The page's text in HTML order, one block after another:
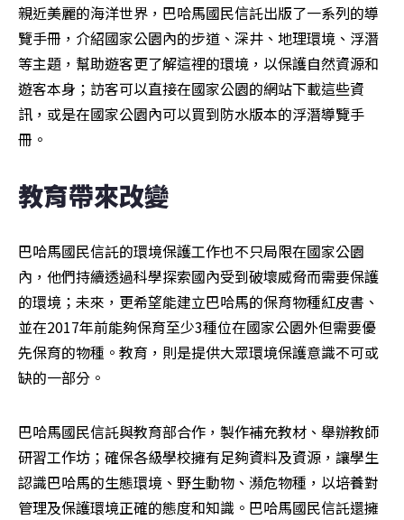
親近美麗的海洋世界，巴哈馬國民信託出版了一系列的導
覽手冊，介紹國家公園內的步道、深井、地理環境、浮潛
等主題，幫助遊客更了解這裡的環境，以保護自然資源和
遊客本身；訪客可以直接在國家公園的網站下載這些資
訊，或是在國家公園內可以買到防水版本的浮潛導覽手
冊。
教育帶來改變
巴哈馬國民信託的環境保護工作也不只局限在國家公園
內，他們持續透過科學探索國內受到破壞威脅而需要保護
的環境；未來，更希望能建立巴哈馬的保育物種紅皮書、
並在2017年前能夠保育至少3種位在國家公園外但需要優
先保育的物種。教育，則是提供大眾環境保護意識不可或
缺的一部分。
巴哈馬國民信託與教育部合作，製作補充教材、舉辦教師
研習工作坊；確保各級學校擁有足夠資料及資源，讓學生
認識巴哈馬的生態環境、野生動物、瀕危物種，以培養對
管理及保護環境正確的態度和知識。巴哈馬國民信託還擁